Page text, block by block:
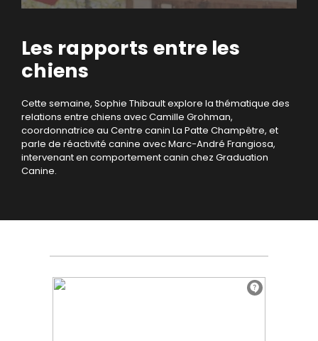
Les rapports entre les
chiens
Cette semaine, Sophie Thibault explore la thématique des
relations entre chiens avec Camille Grohman,
coordonnatrice au Centre canin La Patte Champêtre, et
parle de réactivité canine avec Marc-André Frangiosa,
intervenant en comportement canin chez Graduation
Canine.